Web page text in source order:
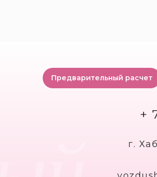
Предварительный расчет
+
г.